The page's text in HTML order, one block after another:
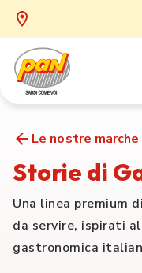
Le nostre marche
Storie di
Una linea premium
da servire, ispirati
gastronomica